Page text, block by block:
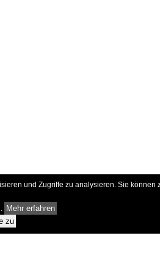
und Zugriffe zu analysieren. Sie
Mehr erfahren
zu